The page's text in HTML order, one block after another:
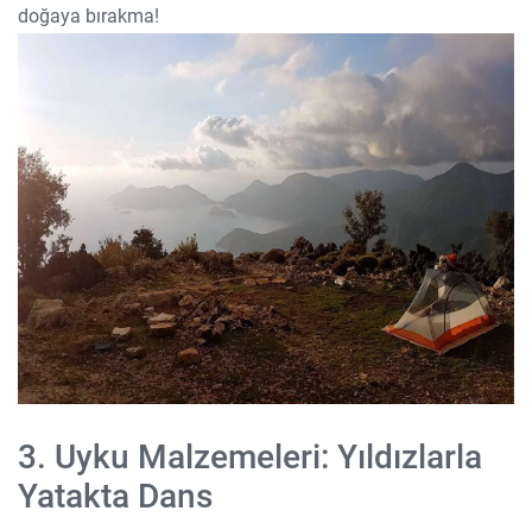
doğaya bırakma!
3. Uyku Malzemeleri: Yıldızlarla
Yatakta Dans